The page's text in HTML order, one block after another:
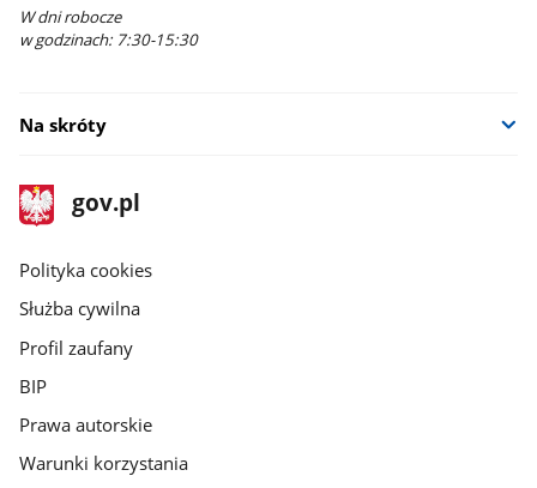
W dni robocze
w godzinach: 7:30-15:30
Na skróty
stopka
gov.pl
Strona
gov.pl
gov.pl
Polityka cookies
Służba cywilna
Profil zaufany
BIP
Prawa autorskie
Warunki korzystania